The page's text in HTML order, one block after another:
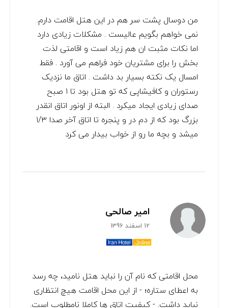
من دوسال پشت سر هم در این هتل اقامت دارم.
نمی خواهم بگویم عالیست . مشکلات زیادی دارد
اما نکات مثبت ان هم زیاد است و اقامتی لذت
بخش را برای مشتریان خود فراهم می آورد . فقط
امسال یک نکته بسیار بد داشت . اتاق ما نزدیک
رستوران و کافیشاپی که تو هتل بود تا ۱ صبح
صدای زیادی ایجاد میکرد . البته از اونور اتاق انقدر
بزرگ بود که از دم در و پنجره تا اتاق آخر صدا ۱/۳
میشد و بچه ما رو از خواب بیدار می کرد
امیر صالحی
12 اسفند 1396
محل اقامتی که نام آن را نباید هتل نامید، چه رسد
به اعطای ستاره؛ - از این محل اقامت هیچ انتظاری
نباید داشت. - کیفیت اتاق ها کاملا نامطلوب است.